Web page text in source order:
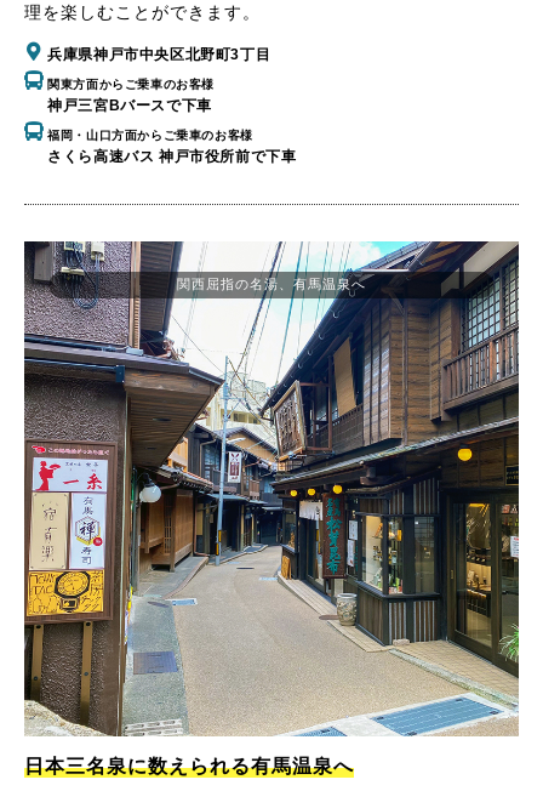
理を楽しむことができます。
兵庫県神戸市中央区北野町3丁目
関東方面からご乗車のお客様
神戸三宮Bバースで下車
福岡・山口方面からご乗車のお客様
さくら高速バス 神戸市役所前で下車
関西屈指の名湯、有馬温泉へ
日本三名泉に数えられる有馬温泉へ